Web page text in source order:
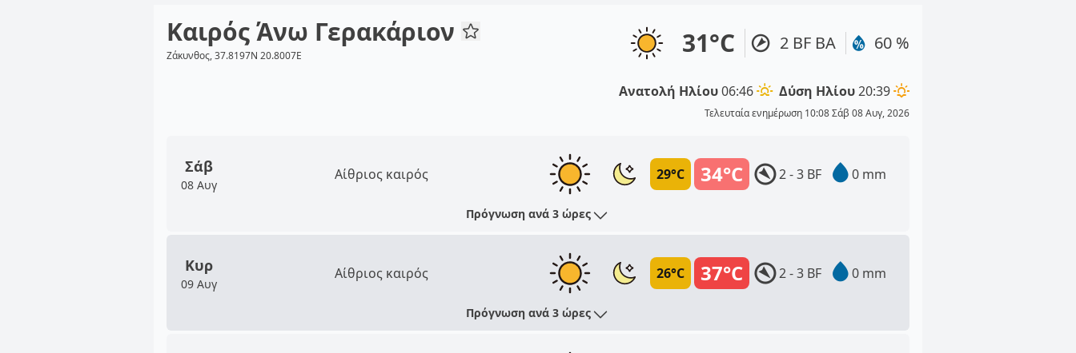
Καιρός Άνω Γερακάριον
Ζάκυνθος, 37.8197N 20.8007E 31°C 2 BF ΒΑ 60 %
Ανατολή Ηλίου06:46 Δύση Ηλίου20:39
Τελευταία ενημέρωση 10:08 Σάβ 08 Αυγ, 2026
Σάβ
08 Αυγ
Αίθριος καιρός 34°C
29°C 2 - 3 BF 0 mm
Πρόγνωση ανά 3 ώρες
Κυρ
09 Αυγ
Αίθριος καιρός 37°C
26°C 2 - 3 BF 0 mm
Πρόγνωση ανά 3 ώρες